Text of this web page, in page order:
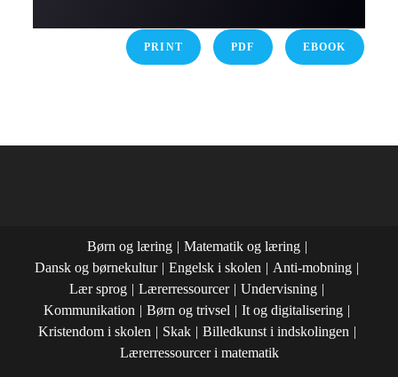
PRINT PDF EBOOK
Børn og læring
Matematik og læring
Dansk og børnekultur
Engelsk i skolen
Anti-mobning
Lær sprog
Lærerressourcer
Undervisning
Kommunikation
Børn og trivsel
It og digitalisering
Kristendom i skolen
Skak
Billedkunst i indskolingen
Lærerressourcer i matematik